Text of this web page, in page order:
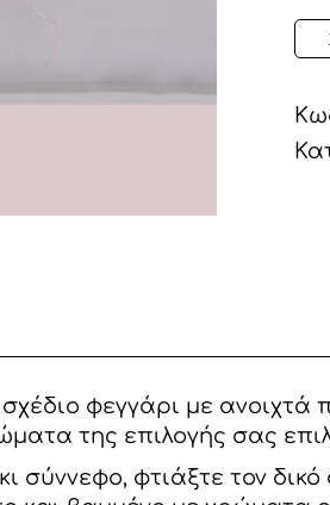
ΣΕ
ΜΕ
φεγγάρι με
της επιλογής σας
σύννεφο, φτιάξτε τον